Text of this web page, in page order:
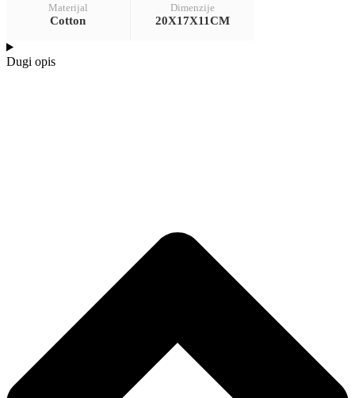
Materijal
Cotton
Dimenzije
20X17X11CM
Dugi opis